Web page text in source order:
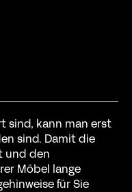
sind, kann man erst
sind. Damit die
und den
Möbel lange
für Sie